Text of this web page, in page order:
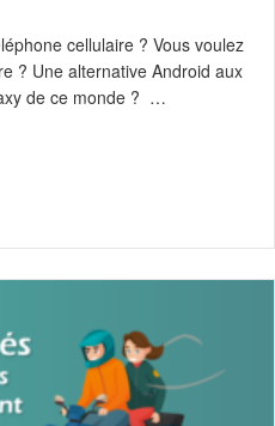
cellulaire ? Vous voulez
? Une alternative Android aux
de ce monde ? …
le Motorola Razr+